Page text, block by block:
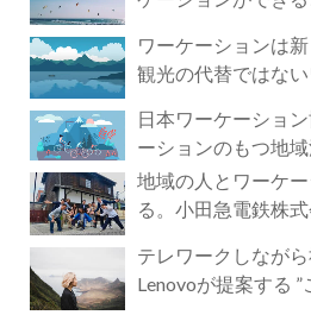
ワーケーションは
観光の代替ではな
日本ワーケーショ
ーションのもつ地
地域の人とワーケ
る。小田急電鉄株
テレワークしながら
Lenovoが提案する